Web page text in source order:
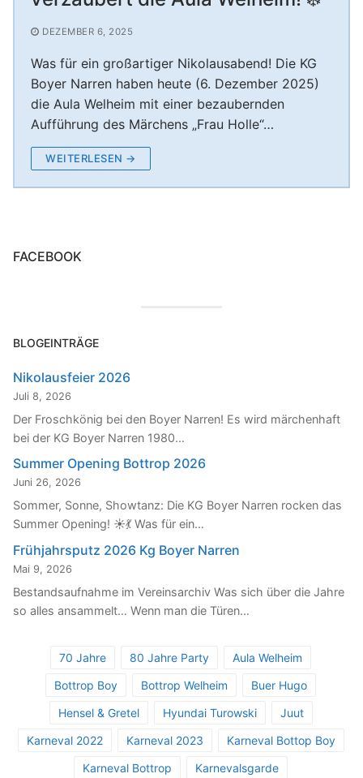
Unterstützung Session 2024/25
Unterstützung Session 2023/24
Nikolausfeier – Rotkäppchen 30.11.2024
Nikolausfeier 2025 – Frau Holle verzaubert die
Aula Welheim! ❄️
DEZEMBER 6, 2025
Was für ein großartiger Nikolausabend! Die KG
Boyer Narren haben heute (6. Dezember 2025)
die Aula Welheim mit einer bezaubernden
Aufführung des Märchens „Frau Holle“…
WEITERLESEN →
FACEBOOK
BLOGEINTRÄGE
Nikolausfeier 2026
Juli 8, 2026
Der Froschkönig bei den Boyer Narren! Es wird märchenhaft
bei der KG Boyer Narren 1980…
Summer Opening Bottrop 2026
Juni 26, 2026
Sommer, Sonne, Showtanz: Die KG Boyer Narren rocken das
Summer Opening! ☀️💃 Was für ein…
Frühjahrsputz 2026 Kg Boyer Narren
Mai 9, 2026
Bestandsaufnahme im Vereinsarchiv Was sich über die Jahre
so alles ansammelt… Wenn man die Türen…
70 Jahre 80 Jahre Party
Aula Welheim
Bottrop Boy
Bottrop Welheim
Buer Hugo
Hensel & Gretel
Hyundai Turowski
Juut
Karneval 2022
Karneval 2023
Karneval Bottop Boy
Karneval Bottrop
Karnevalsgarde